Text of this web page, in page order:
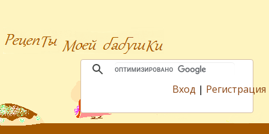
Вход | Регистрация